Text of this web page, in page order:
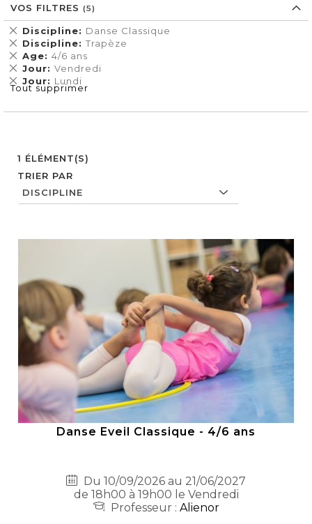
1 ÉLÉMENT(S)
TRIER PAR
Danse Eveil Classique - 4/6 ans
Du 10/09/2026 au 21/06/2027
de 18h00 à 19h00 le Vendredi
Professeur : Alienor
VOS FILTRES
Discipline Danse Classique
Supprimer
cet
Élément
Discipline Trapèze
Supprimer
cet
Élément
Age 4/6 ans
Supprimer
cet
Élément
Jour Vendredi
Supprimer
cet
Élément
Jour Lundi
Supprimer
cet
Tout supprimer